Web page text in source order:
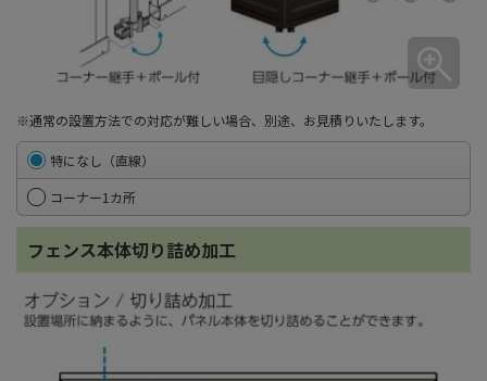
※通常の設置方法での対応が難しい場合、別途、お見積りいたします。
特になし（直線）
コーナー1カ所
フェンス本体切り詰め加工